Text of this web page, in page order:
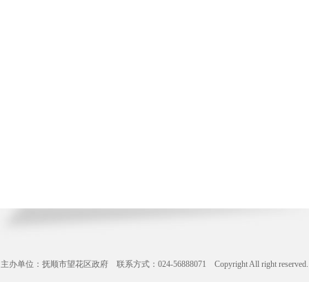
主办单位：抚顺市望花区政府 联系方式：024-56888071 Copyright All right